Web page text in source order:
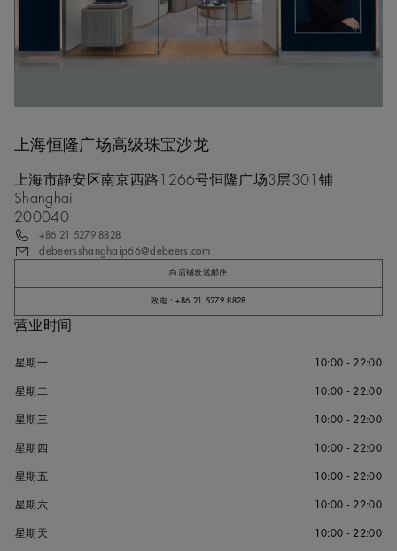
上海恒隆广场高级珠宝沙龙
上海市静安区南京西路1266号恒隆广场3层301铺
Shanghai
200040
+86 21 5279 8828
debeersshanghaip66@debeers.com
向店铺发送邮件
致电：+86 21 5279 8828
营业时间
星期一 10:00 - 22:00
星期二 10:00 - 22:00
星期三 10:00 - 22:00
星期四 10:00 - 22:00
星期五 10:00 - 22:00
星期六 10:00 - 22:00
星期天 10:00 - 22:00